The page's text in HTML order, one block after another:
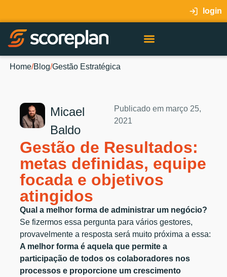
login
Home/Blog/Gestão Estratégica
Micael
Baldo
Publicado em março 25,
2021
Gestão de Resultados:
metas definidas, equipe
focada e objetivos
atingidos
Qual a melhor forma de administrar um negócio?
Se fizermos essa pergunta para vários gestores,
provavelmente a resposta será muito próxima a essa:
A melhor forma é aquela que permite a
participação de todos os colaboradores nos
processos e proporcione um crescimento